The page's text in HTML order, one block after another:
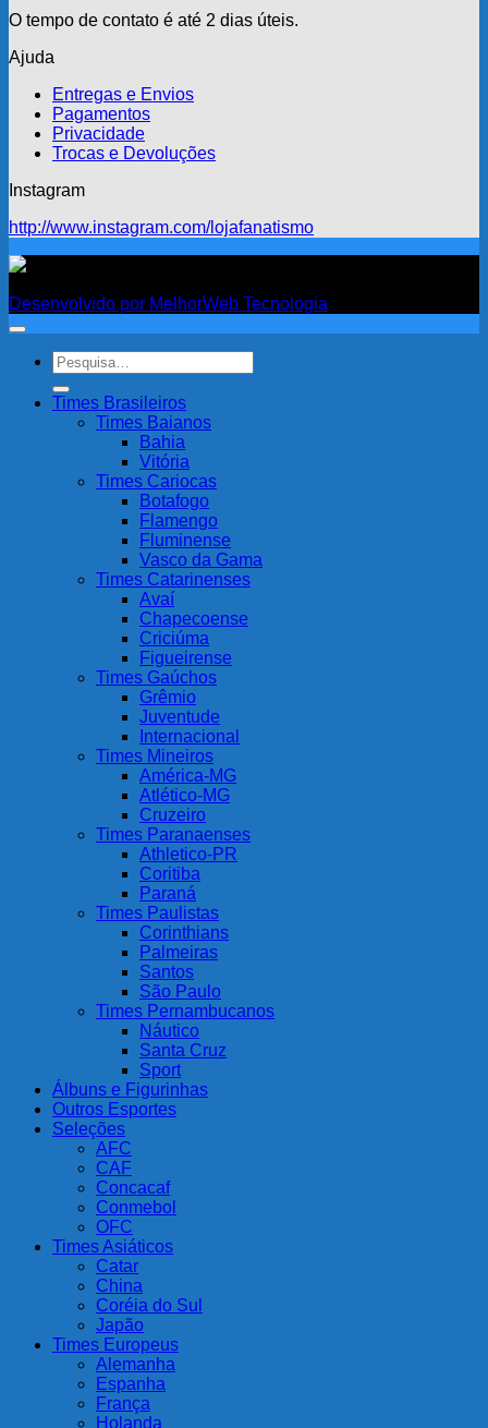
O tempo de contato é até 2 dias úteis.
Ajuda
Entregas e Envios
Pagamentos
Privacidade
Trocas e Devoluções
Instagram
http://www.instagram.com/lojafanatismo
Desenvolvido por MelhorWeb Tecnologia
Pesquisar
por:
Times Brasileiros
Times Baianos
Bahia
Vitória
Times Cariocas
Botafogo
Flamengo
Fluminense
Vasco da Gama
Times Catarinenses
Avaí
Chapecoense
Criciúma
Figueirense
Times Gaúchos
Grêmio
Juventude
Internacional
Times Mineiros
América-MG
Atlético-MG
Cruzeiro
Times Paranaenses
Athletico-PR
Coritiba
Paraná
Times Paulistas
Corinthians
Palmeiras
Santos
São Paulo
Times Pernambucanos
Náutico
Santa Cruz
Sport
Álbuns e Figurinhas
Outros Esportes
Seleções
AFC
CAF
Concacaf
Conmebol
OFC
Times Asiáticos
Catar
China
Coréia do Sul
Japão
Times Europeus
Alemanha
Espanha
França
Holanda